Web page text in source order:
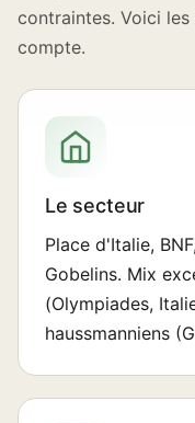
contraintes. Voici
compte.
Le secteur
Place d'Italie,
Gobelins. Mix
(Olympiades,
haussmanniens